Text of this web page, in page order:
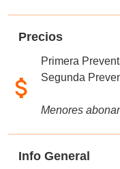
Precios
Primera
Segunda
Menores
Info General